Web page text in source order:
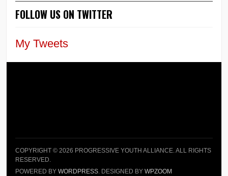
FOLLOW US ON TWITTER
My Tweets
COPYRIGHT © 2026 PROGRESSIVE YOUTH ALLIANCE. ALL RIGHTS
RESERVED.
POWERED BYWORDPRESS . DESIGNED BYWPZOOM